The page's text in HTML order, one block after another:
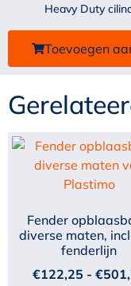
Heavy Duty
Toevoegen
Fender
diverse maten,
fenderlijn
€122,25 - €